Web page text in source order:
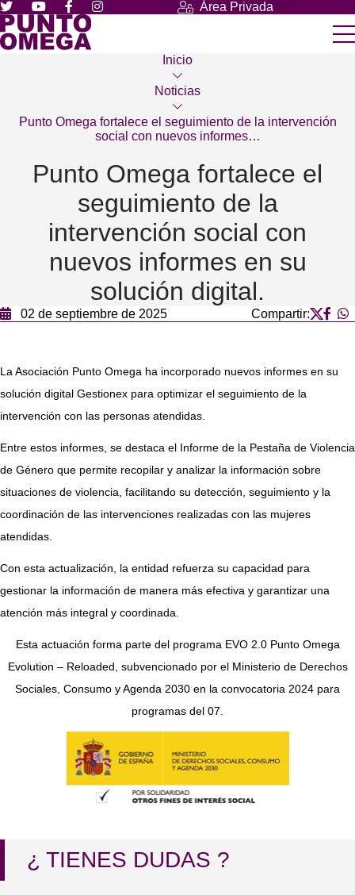
Área Privada
Inicio
Noticias
Punto Omega fortalece el seguimiento de la intervención
social con nuevos informes…
Punto Omega fortalece el
seguimiento de la
intervención social con
nuevos informes en su
solución digital.
02 de septiembre de 2025 Compartir:
La Asociación Punto Omega ha incorporado nuevos informes en su
solución digital Gestionex para optimizar el seguimiento de la
intervención con las personas atendidas.
Entre estos informes, se destaca el Informe de la Pestaña de Violencia
de Género que permite recopilar y analizar la información sobre
situaciones de violencia, facilitando su detección, seguimiento y la
coordinación de las intervenciones realizadas con las mujeres
atendidas.
Con esta actualización, la entidad refuerza su capacidad para
gestionar la información de manera más efectiva y garantizar una
atención más integral y coordinada.
Esta actuación forma parte del programa EVO 2.0 Punto Omega
Evolution – Reloaded, subvencionado por el Ministerio de Derechos
Sociales, Consumo y Agenda 2030 en la convocatoria 2024 para
programas del 07.
¿ TIENES DUDAS ?